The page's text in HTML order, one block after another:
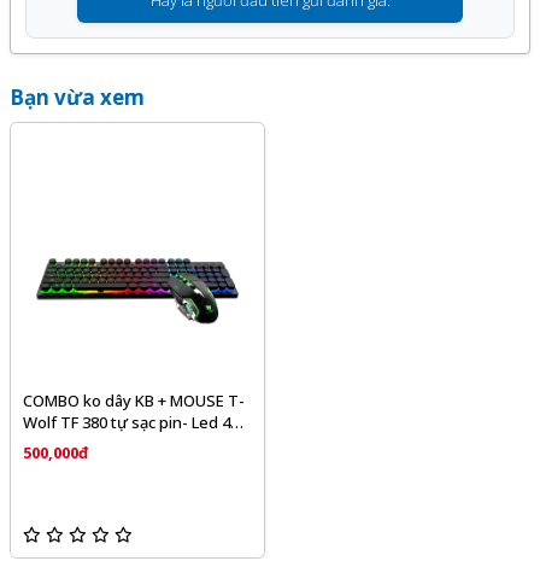
Bạn vừa xem
COMBO ko dây KB + MOUSE T-
Wolf TF 380 tự sạc pin- Led 4
màu (, phím tròn , màu đen )
chính hãng
500,000đ